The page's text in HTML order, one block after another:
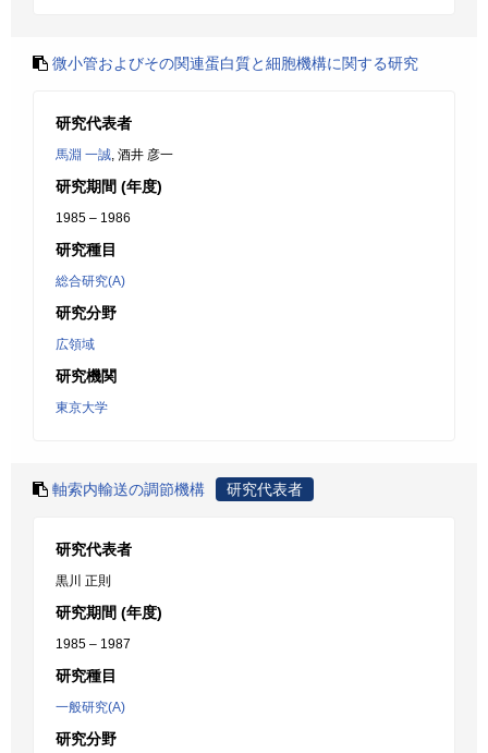
微小管およびその関連蛋白質と細胞機構に関する研究
研究代表者
馬淵 一誠, 酒井 彦一
研究期間 (年度)
1985 – 1986
研究種目
総合研究(A)
研究分野
広領域
研究機関
東京大学
軸索内輸送の調節機構 研究代表者
研究代表者
黒川 正則
研究期間 (年度)
1985 – 1987
研究種目
一般研究(A)
研究分野